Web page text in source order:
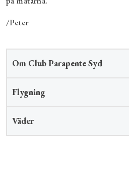
/Peter
Om Club Parapente Syd
Flygning
Väder